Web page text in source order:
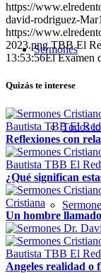
Sermones
Todos
https://
david-rodriguez-
https://
2023.png TBB El
13:53:56El Examen
Quizás te interese
Reflexiones con
¿Qué significan
Un hombre
Angeles realidad o